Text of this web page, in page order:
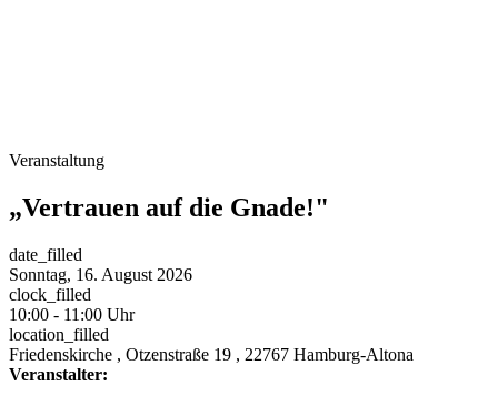
Veranstaltung
„Vertrauen auf die Gnade!"
date_filled
Sonntag, 16. August 2026
clock_filled
10:00 - 11:00 Uhr
location_filled
Friedenskirche , Otzenstraße 19 , 22767 Hamburg-Altona
Veranstalter: